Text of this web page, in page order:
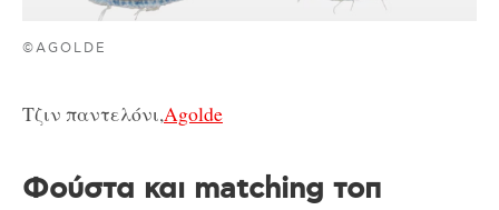
©AGOLDE
Τζιν παντελόνι,Agolde
Φούστα και matching τοπ